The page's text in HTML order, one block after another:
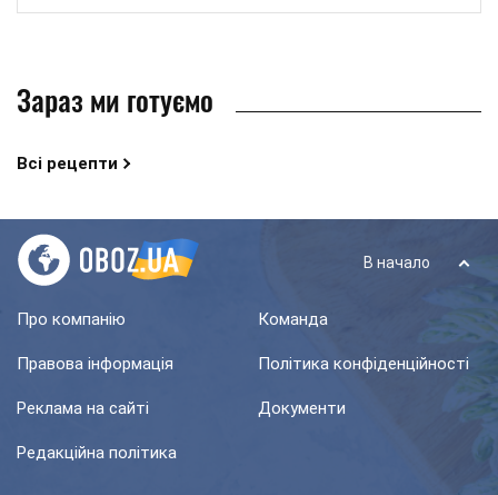
Зараз ми готуємо
Всі рецепти
В начало
Про компанію Команда
Правова інформація Політика конфіденційності
Реклама на сайті Документи
Редакційна політика